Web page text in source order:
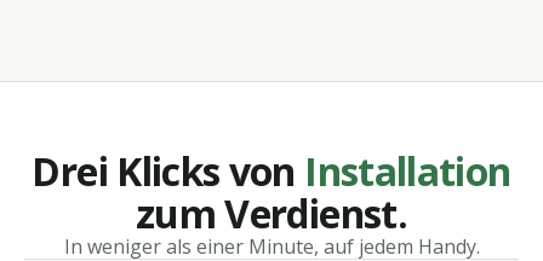
Drei Klicks von Installation
zum Verdienst.
In weniger als einer Minute, auf jedem Handy.